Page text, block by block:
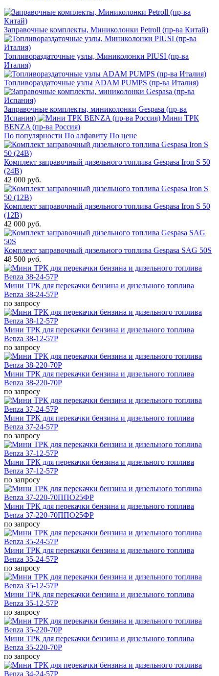
Заправочные комплекты, Миниколонки Petroll (пр-ва Китай)
Топливораздаточные узлы, Миниколонки PIUSI (пр-ва
Италия)
Топливораздаточные узлы ADAM PUMPS (пр-ва Италия)
Заправочные комплекты, миниколонки Gespasa (пр-ва
Испания)
Мини ТРК
BENZA (пр-ва Россия)
По популярности По алфавиту По цене
Комплект заправочный дизельного топлива Gespasa Iron S 50
(24В)
42 000 руб.
Комплект заправочный дизельного топлива Gespasa Iron S 50
(12В)
42 000 руб.
Комплект заправочный дизельного топлива Gespasa SAG 50S
48 500 руб.
Мини ТРК для перекачки бензина и дизельного топлива
Benza 38-24-57Р
по запросу
Мини ТРК для перекачки бензина и дизельного топлива
Benza 38-12-57Р
по запросу
Мини ТРК для перекачки бензина и дизельного топлива
Benza 38-220-70Р
по запросу
Мини ТРК для перекачки бензина и дизельного топлива
Benza 37-24-57Р
по запросу
Мини ТРК для перекачки бензина и дизельного топлива
Benza 37-12-57Р
по запросу
Мини ТРК для перекачки бензина и дизельного топлива
Benza 37-220-70ППО25ФР
по запросу
Мини ТРК для перекачки бензина и дизельного топлива
Benza 35-24-57Р
по запросу
Мини ТРК для перекачки бензина и дизельного топлива
Benza 35-12-57Р
по запросу
Мини ТРК для перекачки бензина и дизельного топлива
Benza 35-220-70Р
по запросу